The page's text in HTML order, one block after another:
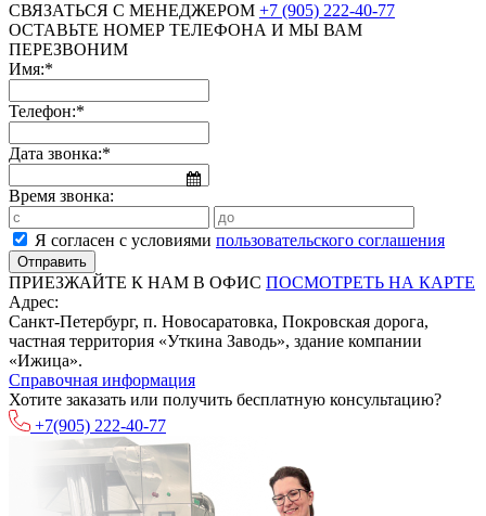
СВЯЗАТЬСЯ С МЕНЕДЖЕРОМ +7 (905) 222-40-77
ОСТАВЬТЕ НОМЕР ТЕЛЕФОНА И МЫ ВАМ
ПЕРЕЗВОНИМ
Имя:*
Телефон:*
Дата звонка:*
Время звонка:
Я согласен с условиями пользовательского соглашения
ПРИЕЗЖАЙТЕ К НАМ В ОФИС ПОСМОТРЕТЬ НА КАРТЕ
Адрес:
Санкт-Петербург, п. Новосаратовка, Покровская дорога,
частная территория «Уткина Заводь», здание компании
«Ижица».
Справочная информация
Хотите заказать или получить бесплатную консультацию?
+7(905) 222-40-77